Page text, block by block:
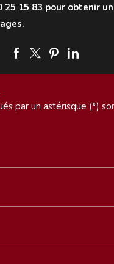
25 15 83 pour obtenir
par un astérisque (*)